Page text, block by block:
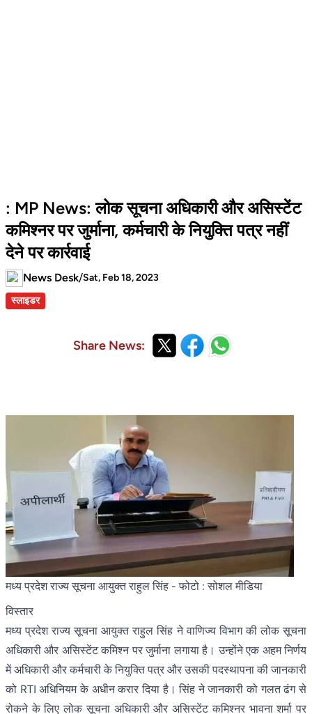
: MP News: लोक सूचना अधिकारी और असिस्टेंट
कमिश्नर पर जुर्माना, कर्मचारी के नियुक्ति पत्र नहीं
देने पर कार्रवाई
News Desk/Sat, Feb 18, 2023
स्लाइडर
Share News:
मध्य प्रदेश राज्य सूचना आयुक्त राहुल सिंह - फोटो : सोशल मीडिया
विस्तार
मध्य प्रदेश राज्य सूचना आयुक्त राहुल सिंह ने वाणिज्य विभाग की लोक सूचना
अधिकारी और असिस्टेंट कमिश्न पर जुर्माना लगाया है। उन्होंने एक अहम निर्णय
में अधिकारी और कर्मचारी के नियुक्ति पत्र और उसकी पदस्थापना की जानकारी
को RTI अधिनियम के अधीन करार दिया है। सिंह ने जानकारी को गलत ढंग से
रोकने के लिए लोक सूचना अधिकारी और असिस्टेंट कमिश्नर भावना शर्मा पर